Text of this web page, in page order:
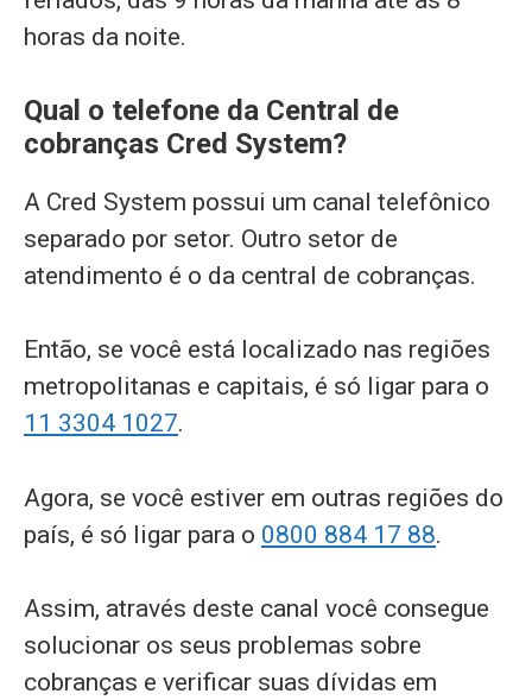
horas da noite.
Qual o telefone da Central de
cobranças Cred System?
A Cred System possui um canal telefônico
separado por setor. Outro setor de
atendimento é o da central de cobranças.
Então, se você está localizado nas regiões
metropolitanas e capitais, é só ligar para o
11 3304 1027.
Agora, se você estiver em outras regiões do
país, é só ligar para o 0800 884 17 88.
Assim, através deste canal você consegue
solucionar os seus problemas sobre
cobranças e verificar suas dívidas em